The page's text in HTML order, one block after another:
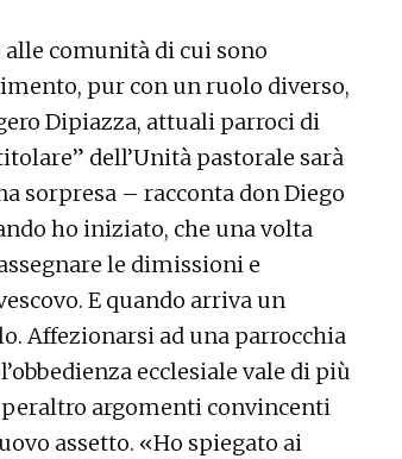
comunità di cui sono
pur con un ruolo diverso,
Dipiazza, attuali parroci di
dell’Unità pastorale sarà
sorpresa – racconta don Diego
ho iniziato, che una volta
le dimissioni e
E quando arriva un
Affezionarsi ad una parrocchia
ecclesiale vale di più
argomenti convincenti
assetto. «Ho spiegato ai